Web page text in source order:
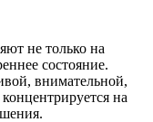
не только на
состояние.
внимательной,
на